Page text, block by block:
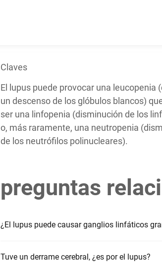
Claves
El lupus puede provocar una leucopenia
un descenso de los glóbulos blancos)
ser una linfopenia (disminución de los
o, más raramente, una neutropenia
de los neutrófilos polinucleares).
preguntas
¿El lupus puede causar ganglios linfáticos
Tuve un derrame cerebral, ¿es por el lupus?